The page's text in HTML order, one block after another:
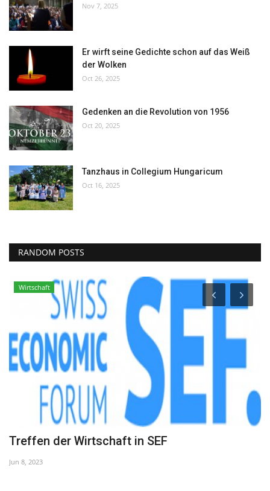
Nov 7, 2025
Er wirft seine Gedichte schon auf das Weiß
der Wolken
Oct 26, 2025
Gedenken an die Revolution von 1956
Oct 20, 2025
Tanzhaus in Collegium Hungaricum
Oct 16, 2025
RANDOM POSTS
Wirtschaft
Treffen der Wirtschaft in SEF
Jun 8, 2023